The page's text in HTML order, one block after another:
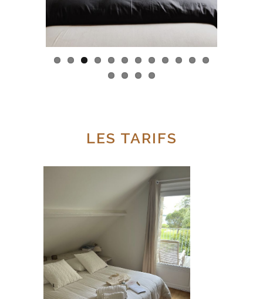
LES TARIFS